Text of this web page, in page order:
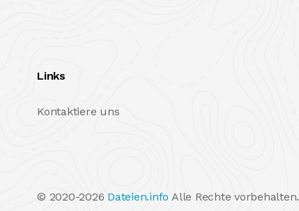
Links
Kontaktiere uns
© 2020-2026 Dateien.info Alle Rechte vorbehalten.